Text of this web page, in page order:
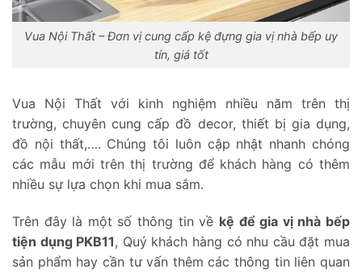
Vua Nội Thất – Đơn vị cung cấp kệ đựng gia vị nhà bếp uy
tín, giá tốt
Vua Nội Thất với kinh nghiệm nhiều năm trên thị
trường, chuyên cung cấp đồ decor, thiết bị gia dụng,
đồ nội thất,…. Chúng tôi luôn cập nhật nhanh chóng
các mẫu mới trên thị trường để khách hàng có thêm
nhiều sự lựa chọn khi mua sắm.
Trên đây là một số thông tin về kệ để gia vị nhà bếp
tiện dụng PKB11, Quý khách hàng có nhu cầu đặt mua
sản phẩm hay cần tư vấn thêm các thông tin liên quan